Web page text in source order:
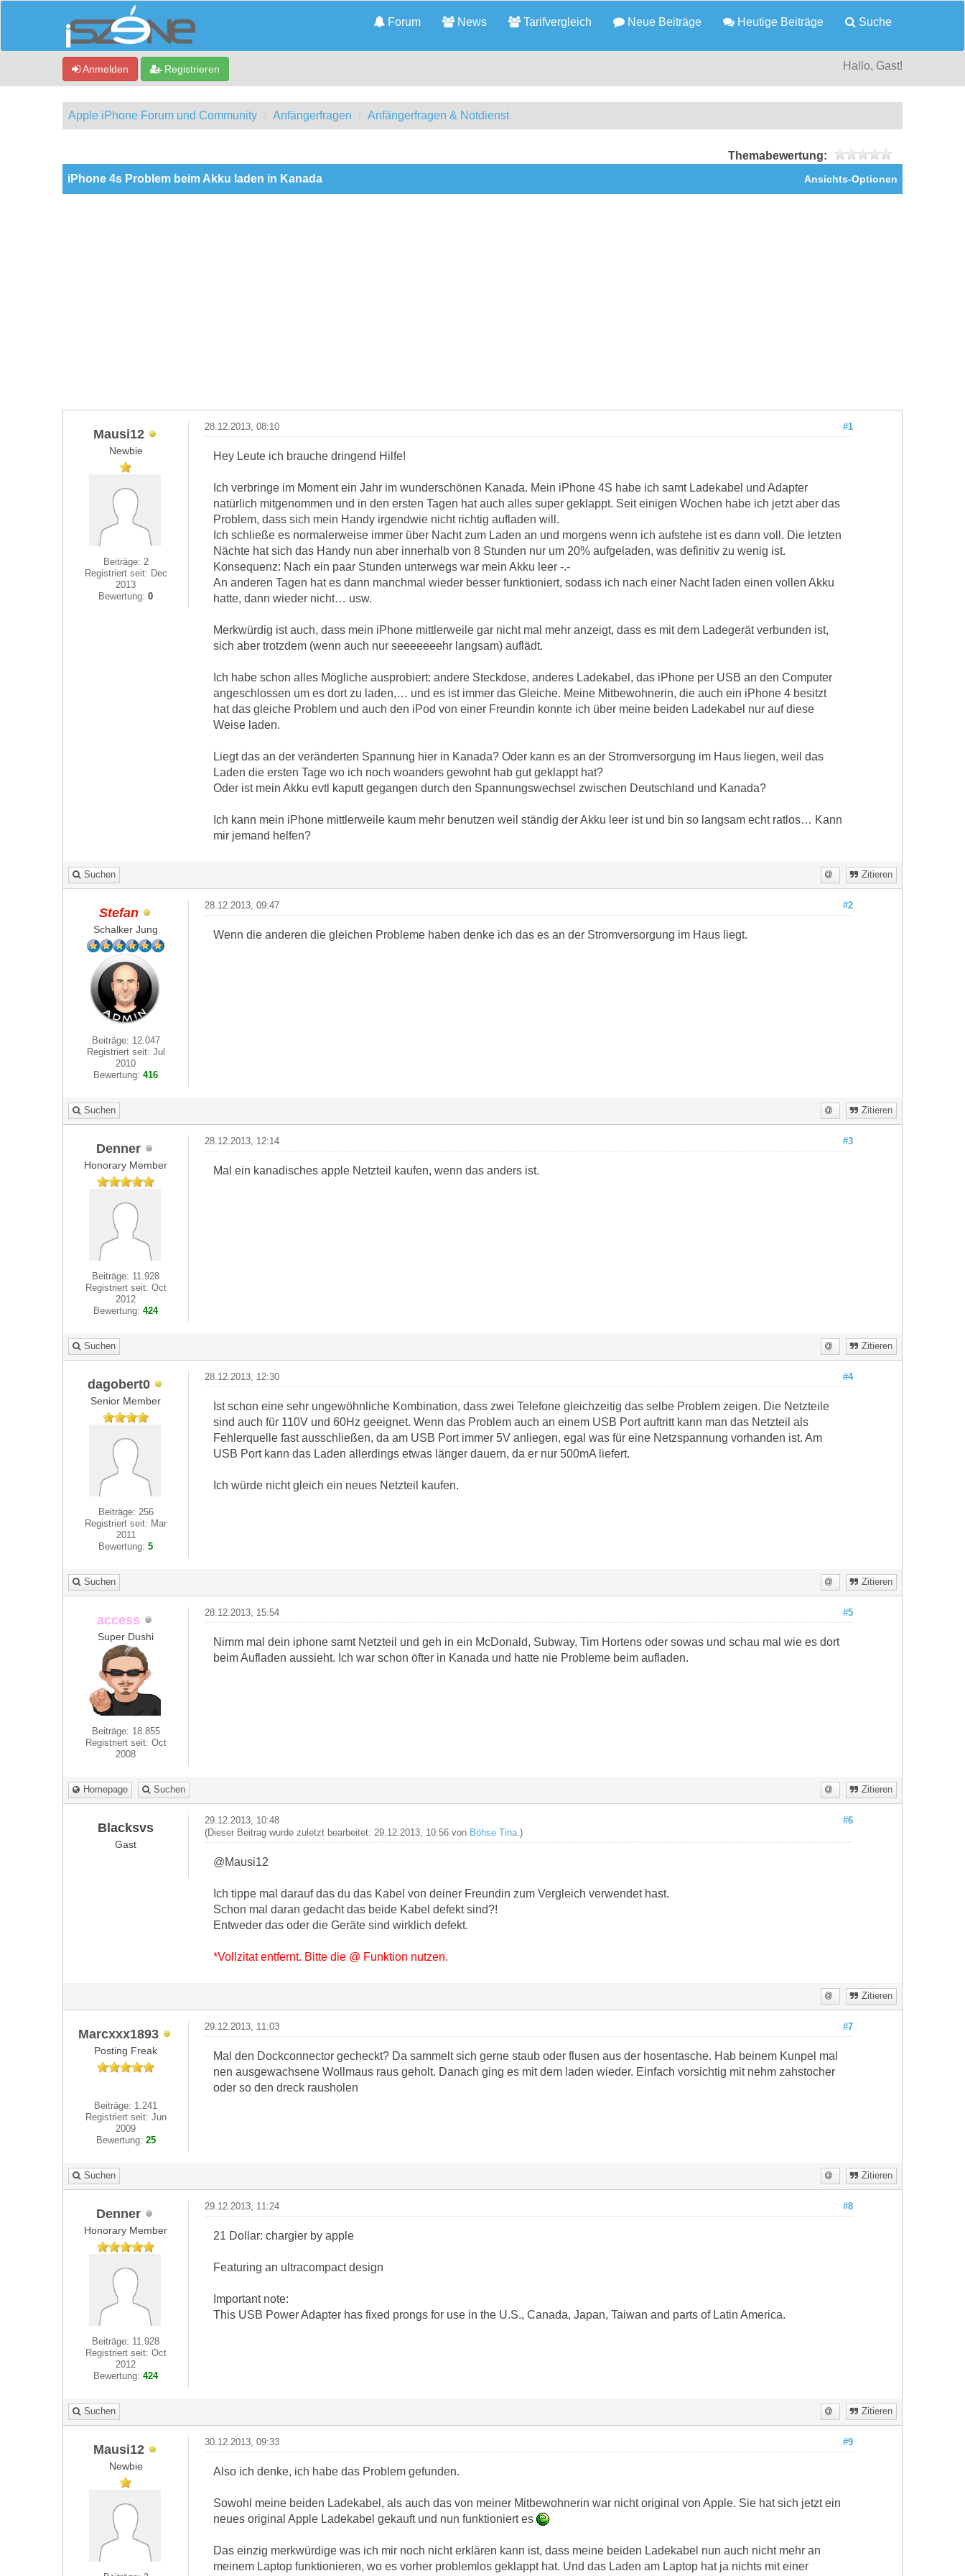
Forum News Tarifvergleich Neue Beiträge Heutige Beiträge Suche
Anmelden Registrieren Hallo, Gast!
Apple iPhone Forum und Community Anfängerfragen Anfängerfragen & Notdienst
Themabewertung:
Ansichts-Optionen
iPhone 4s Problem beim Akku laden in Kanada
Mausi12
Newbie
Beiträge: 2
Registriert seit: Dec
2013
Bewertung:0
#1
28.12.2013, 08:10
Hey Leute ich brauche dringend Hilfe!
Ich verbringe im Moment ein Jahr im wunderschönen Kanada. Mein iPhone 4S habe ich samt Ladekabel und Adapter
natürlich mitgenommen und in den ersten Tagen hat auch alles super geklappt. Seit einigen Wochen habe ich jetzt aber das
Problem, dass sich mein Handy irgendwie nicht richtig aufladen will.
Ich schließe es normalerweise immer über Nacht zum Laden an und morgens wenn ich aufstehe ist es dann voll. Die letzten
Nächte hat sich das Handy nun aber innerhalb von 8 Stunden nur um 20% aufgeladen, was definitiv zu wenig ist.
Konsequenz: Nach ein paar Stunden unterwegs war mein Akku leer -.-
An anderen Tagen hat es dann manchmal wieder besser funktioniert, sodass ich nach einer Nacht laden einen vollen Akku
hatte, dann wieder nicht… usw.
Merkwürdig ist auch, dass mein iPhone mittlerweile gar nicht mal mehr anzeigt, dass es mit dem Ladegerät verbunden ist,
sich aber trotzdem (wenn auch nur seeeeeeehr langsam) auflädt.
Ich habe schon alles Mögliche ausprobiert: andere Steckdose, anderes Ladekabel, das iPhone per USB an den Computer
angeschlossen um es dort zu laden,… und es ist immer das Gleiche. Meine Mitbewohnerin, die auch ein iPhone 4 besitzt
hat das gleiche Problem und auch den iPod von einer Freundin konnte ich über meine beiden Ladekabel nur auf diese
Weise laden.
Liegt das an der veränderten Spannung hier in Kanada? Oder kann es an der Stromversorgung im Haus liegen, weil das
Laden die ersten Tage wo ich noch woanders gewohnt hab gut geklappt hat?
Oder ist mein Akku evtl kaputt gegangen durch den Spannungswechsel zwischen Deutschland und Kanada?
Ich kann mein iPhone mittlerweile kaum mehr benutzen weil ständig der Akku leer ist und bin so langsam echt ratlos… Kann
mir jemand helfen?
Suchen Zitieren
Stefan
Schalker Jung
Beiträge: 12.047
Registriert seit: Jul
2010
Bewertung:416
#2
28.12.2013, 09:47
Wenn die anderen die gleichen Probleme haben denke ich das es an der Stromversorgung im Haus liegt.
Suchen Zitieren
Denner
Honorary Member
Beiträge: 11.928
Registriert seit: Oct
2012
Bewertung:424
#3
28.12.2013, 12:14
Mal ein kanadisches apple Netzteil kaufen, wenn das anders ist.
Suchen Zitieren
dagobert0
Senior Member
Beiträge: 256
Registriert seit: Mar
2011
Bewertung:5
#4
28.12.2013, 12:30
Ist schon eine sehr ungewöhnliche Kombination, dass zwei Telefone gleichzeitig das selbe Problem zeigen. Die Netzteile
sind auch für 110V und 60Hz geeignet. Wenn das Problem auch an einem USB Port auftritt kann man das Netzteil als
Fehlerquelle fast ausschließen, da am USB Port immer 5V anliegen, egal was für eine Netzspannung vorhanden ist. Am
USB Port kann das Laden allerdings etwas länger dauern, da er nur 500mA liefert.
Ich würde nicht gleich ein neues Netzteil kaufen.
Suchen Zitieren
access
Super Dushi
Beiträge: 18.855
Registriert seit: Oct
2008
#5
28.12.2013, 15:54
Nimm mal dein iphone samt Netzteil und geh in ein McDonald, Subway, Tim Hortens oder sowas und schau mal wie es dort
beim Aufladen aussieht. Ich war schon öfter in Kanada und hatte nie Probleme beim aufladen.
Homepage Suchen Zitieren
Blacksvs
Gast
#6
29.12.2013, 10:48
(Dieser Beitrag wurde zuletzt bearbeitet: 29.12.2013, 10:56 von Böhse Tina.)
@Mausi12
Ich tippe mal darauf das du das Kabel von deiner Freundin zum Vergleich verwendet hast.
Schon mal daran gedacht das beide Kabel defekt sind?!
Entweder das oder die Geräte sind wirklich defekt.
*Vollzitat entfernt. Bitte die @ Funktion nutzen.
Zitieren
Marcxxx1893
Posting Freak
Beiträge: 1.241
Registriert seit: Jun
2009
Bewertung: 25
#7
29.12.2013, 11:03
Mal den Dockconnector gecheckt? Da sammelt sich gerne staub oder flusen aus der hosentasche. Hab beinem Kunpel mal
nen ausgewachsene Wollmaus raus geholt. Danach ging es mit dem laden wieder. Einfach vorsichtig mit nehm zahstocher
oder so den dreck rausholen
Suchen Zitieren
Denner
Honorary Member
Beiträge: 11.928
Registriert seit: Oct
2012
Bewertung:424
#8
29.12.2013, 11:24
21 Dollar: chargier by apple
Featuring an ultracompact design
Important note:
This USB Power Adapter has fixed prongs for use in the U.S., Canada, Japan, Taiwan and parts of Latin America.
Suchen Zitieren
Mausi12
Newbie
#9
30.12.2013, 09:33
Also ich denke, ich habe das Problem gefunden.
Sowohl meine beiden Ladekabel, als auch das von meiner Mitbewohnerin war nicht original von Apple. Sie hat sich jetzt ein
neues original Apple Ladekabel gekauft und nun funktioniert es
Das einzig merkwürdige was ich mir noch nicht erklären kann ist, dass meine beiden Ladekabel nun auch nicht mehr an
meinem Laptop funktionieren, wo es vorher problemlos geklappt hat. Und das Laden am Laptop hat ja nichts mit einer